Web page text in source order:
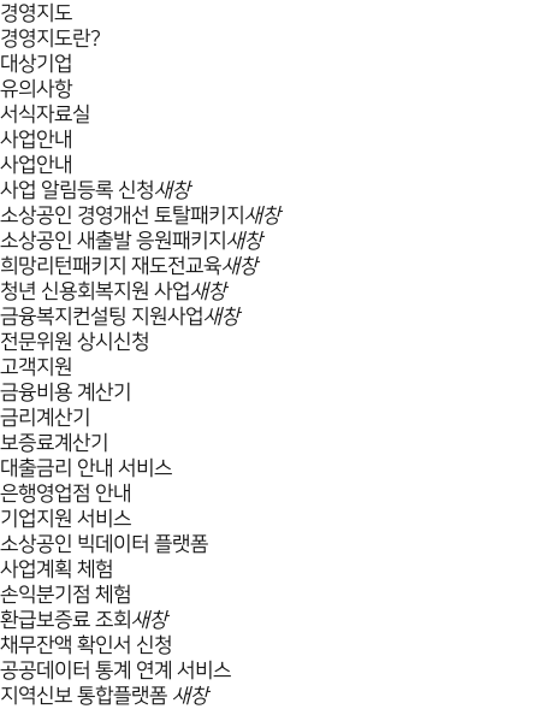
경영지도
경영지도란?
대상기업
유의사항
서식자료실
사업안내
사업안내
사업 알림등록 신청새창
소상공인 경영개선 토탈패키지 새창
소상공인 새출발 응원패키지 새창
희망리턴패키지 재도전교육새창
청년 신용회복지원 사업새창
금융복지컨설팅 지원사업새창
전문위원 상시신청
고객지원
금융비용 계산기
금리계산기
보증료계산기
대출금리 안내 서비스
은행영업점 안내
기업지원 서비스
소상공인 빅데이터 플랫폼
사업계획 체험
손익분기점 체험
환급보증료 조회 새창
채무잔액 확인서 신청
공공데이터 통계 연계 서비스
지역신보 통합플랫폼 새창